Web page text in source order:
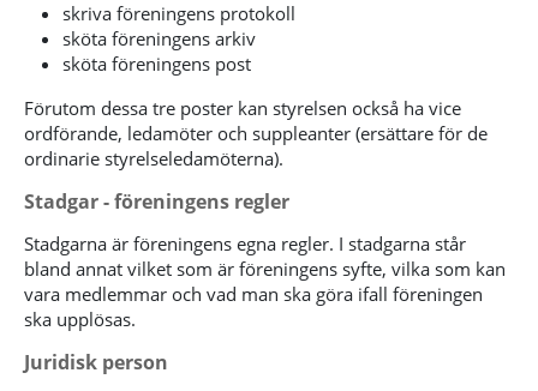
skriva föreningens protokoll
sköta föreningens arkiv
sköta föreningens post
Förutom dessa tre poster kan styrelsen också ha vice
ordförande, ledamöter och suppleanter (ersättare för de
ordinarie styrelseledamöterna).
Stadgar - föreningens regler
Stadgarna är föreningens egna regler. I stadgarna står
bland annat vilket som är föreningens syfte, vilka som kan
vara medlemmar och vad man ska göra ifall föreningen
ska upplösas.
Juridisk person